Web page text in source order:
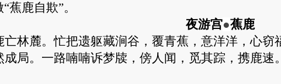
鹿自欺”。
夜游宫●蕉鹿
林麓。忙把遗躯藏涧谷，覆青蕉，意洋洋，心窃
局。一路喃喃诉梦牍，傍人闻，觅其踪，携鹿速。